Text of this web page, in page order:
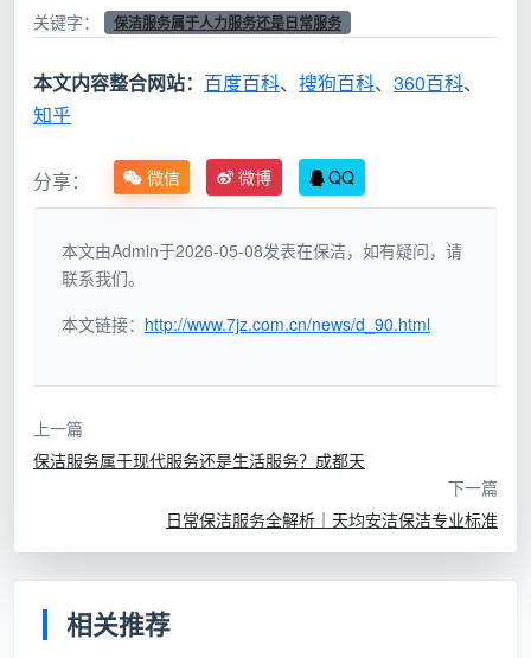
量控制；右侧展示日常服务特征：常规需求、生活必
接，体现双重属性的融合]
概念界定：人力服务与日常服务的本质区
别
人力服务的核心特征
人力服务，又称劳动力密集型服务，其核心特征在
于服务提供过程中人力资源的密集投入和主导作用：
人力资源主导
和态度
个性化程度高：服务过程需要根据客户需求灵活调整
质量控制复杂：服务质量受人员状态、培训水平等多
难以完全标准化
关键字： 保洁服务属于人力服务还是日常服务
本文内容整合网站： 百度百科、 搜狗百科、 360百科、
知乎
分享： 微信 微博 QQ
本文由Admin于2026-05-08发表在保洁，如有疑问，请
联系我们。
本文链接： http://www.7jz.com.cn/news/d_90.html
上一篇
保洁服务属于现代服务还是生活服务？成都天
下一篇
日常保洁服务全解析｜天均安洁保洁专业标准
相关推荐